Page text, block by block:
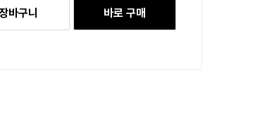
바구니 바로 구매